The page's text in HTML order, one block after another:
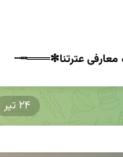
۲۴ تیر